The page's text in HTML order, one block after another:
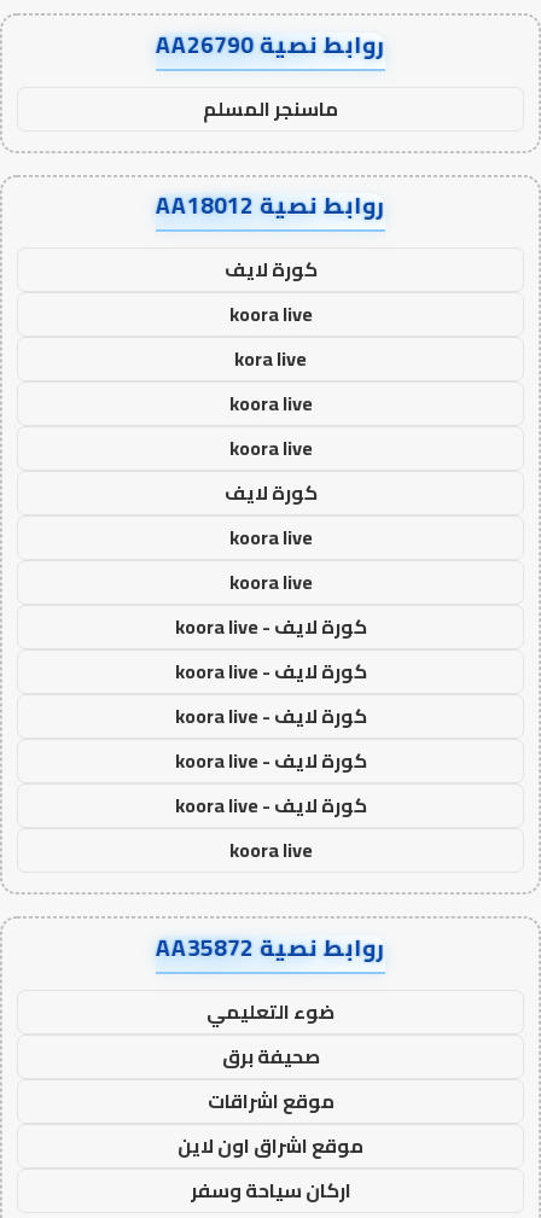
روابط نصية AA26790
ماسنجر المسلم
روابط نصية AA18012
كورة لايف
koora live
kora live
koora live
koora live
كورة لايف
koora live
koora live
كورة لايف - koora live
كورة لايف - koora live
كورة لايف - koora live
كورة لايف - koora live
كورة لايف - koora live
koora live
روابط نصية AA35872
ضوء التعليمي
صحيفة برق
موقع اشراقات
موقع اشراق اون لاين
اركان سياحة وسفر